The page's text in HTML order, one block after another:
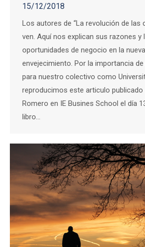
15/12/2018
Los autores de “La revolución de las
ven. Aquí nos explican sus razones y
oportunidades de negocio en la
envejecimiento. Por la importancia
para nuestro colectivo como
reproducimos este articulo publicado
Romero en IE Busines School el día
libro…